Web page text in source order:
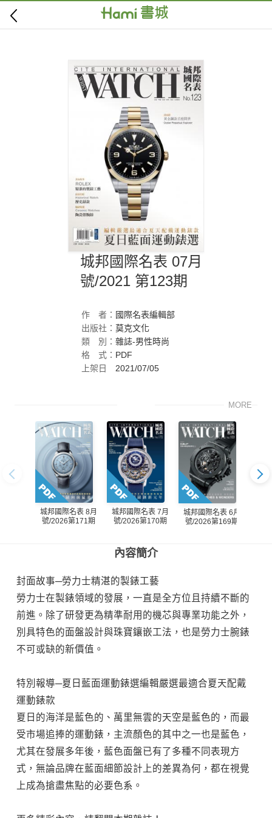
城邦國際名表 07月
號/2021 第123期
作 者： 國際名表編輯部
出版社：莫克文化
類
別：雜誌-男性時尚
格
式： PDF
上架日
2021/07/05
MORE
城邦國際名表 8月
號/2026第171期
城邦國際名表 7月
號/2026第170期
城邦國際名表 6月
號/2026第169期
內容簡介
封面故事─勞力士精湛的製錶工藝
勞力士在製錶領域的發展，一直是全方位且持續不斷的
前進。除了研發更為精準耐用的機芯與專業功能之外，
別具特色的面盤設計與珠寶鑲嵌工法，也是勞力士腕錶
不可或缺的新價值。
特別報導─夏日藍面運動錶選編輯嚴選最適合夏天配戴
運動錶款
夏日的海洋是藍色的、萬里無雲的天空是藍色的，而最
受市場追捧的運動錶，主流顏色的其中之一也是藍色，
尤其在發展多年後，藍色面盤已有了多種不同表現方
式，無論品牌在藍面細節設計上的差異為何，都在視覺
上成為搶盡焦點的必要色系。